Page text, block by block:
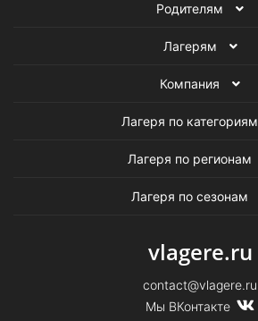
Родителям
Лагерям
Компания
Лагеря по категориям
Лагеря по регионам
Лагеря по сезонам
vlagere.ru
contact@vlagere.ru
Мы ВКонтакте